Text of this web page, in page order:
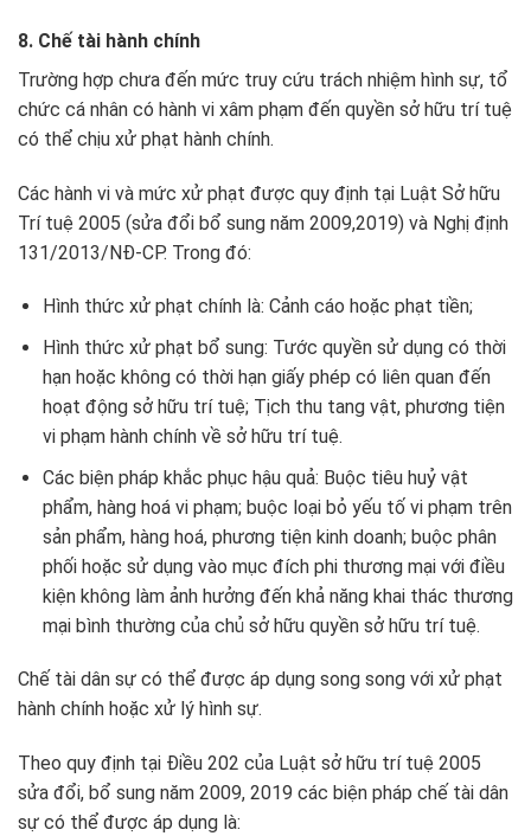
8. Chế tài hành chính
Trường hợp chưa đến mức truy cứu trách nhiệm hình sự, tổ
chức cá nhân có hành vi xâm phạm đến quyền sở hữu trí tuệ
có thể chịu xử phạt hành chính.
Các hành vi và mức xử phạt được quy định tại Luật Sở hữu
Trí tuệ 2005 (sửa đổi bổ sung năm 2009,2019) và Nghị định
131/2013/NĐ-CP. Trong đó:
Hình thức xử phạt chính là: Cảnh cáo hoặc phạt tiền;
Hình thức xử phạt bổ sung: Tước quyền sử dụng có thời
hạn hoặc không có thời hạn giấy phép có liên quan đến
hoạt động sở hữu trí tuệ; Tịch thu tang vật, phương tiện
vi phạm hành chính về sở hữu trí tuệ.
Các biện pháp khắc phục hậu quả: Buộc tiêu huỷ vật
phẩm, hàng hoá vi phạm; buộc loại bỏ yếu tố vi phạm trên
sản phẩm, hàng hoá, phương tiện kinh doanh; buộc phân
phối hoặc sử dụng vào mục đích phi thương mại với điều
kiện không làm ảnh hưởng đến khả năng khai thác thương
mại bình thường của chủ sở hữu quyền sở hữu trí tuệ.
Chế tài dân sự có thể được áp dụng song song với xử phạt
hành chính hoặc xử lý hình sự.
Theo quy định tại Điều 202 của Luật sở hữu trí tuệ 2005
sửa đổi, bổ sung năm 2009, 2019 các biện pháp chế tài dân
sự có thể được áp dụng là: